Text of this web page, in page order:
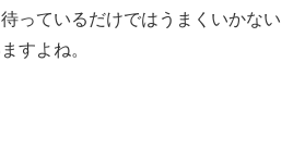
っているだけではうまくいかない
すよね。